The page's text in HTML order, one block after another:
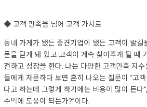
◆ 고객 만족을 넘어 고객 가치로
동네 가게가 됐든 중견기업이 됐든 고객이 발길
문을 닫게 돼 있고 고객이 계속 찾아주게 될 때
전하고 성장을 한다. 나는 다양한 고객만족 지
들에게 자문하다 보면 흔히 나오는 질문이 “고
다고 하는데 그렇게 하기에는 비용이 많이 든다
수익에 도움이 되는가?”이다.